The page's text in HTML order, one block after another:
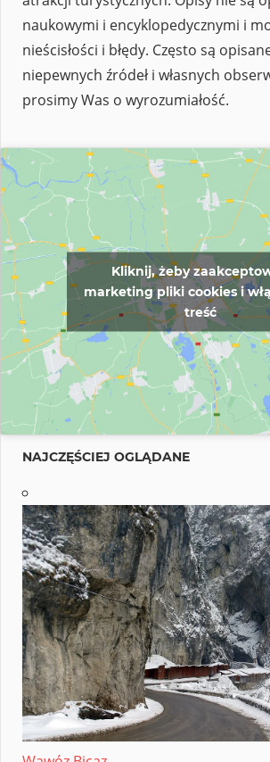
naukowymi i encyklopedycznymi i
nieścisłości i błędy. Często są
niepewnych źródeł i własnych
prosimy Was o wyrozumiałość.
Kliknij, żeby
marketing pliki cookies i
treść
NAJCZĘŚCIEJ OGLĄDANE